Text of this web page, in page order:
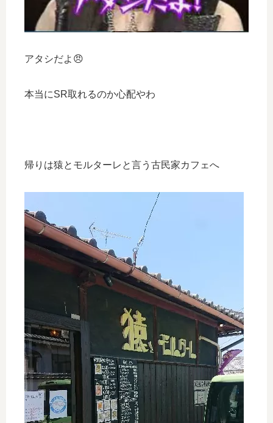
アタシだよ😠
本当にSR取れるのか心配やわ
帰りは猿とモルターレと言う古民家カフェへ